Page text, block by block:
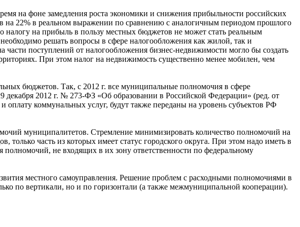
на фоне замедления роста экономики и снижения прибыльности российских
на 22% в реальном выражении по сравнению с аналогичным периодом прошлого
налогу на прибыль в пользу местных бюджетов не может стать реальным
решать вопросы в сфере налогообложения как жилой, так и
поступлений от налогообложения бизнес-недвижимости могло бы создать
При этом налог на недвижимость существенно менее мобилен, чем
бюджетов. Так, с 2012 г. все муниципальные полномочия в сфере
декабря 2012 г. № 273-ФЗ «Об образовании в Российской Федерации» (ред. от
оплату коммунальных услуг, будут также переданы на уровень субъектов РФ
муниципалитетов. Стремление минимизировать количество полномочий на
часть из которых имеет статус городского округа. При этом надо иметь в
не входящих в их зону ответственности по федеральному
местного самоуправления. Решение проблем с расходными полномочиями в
по вертикали, но и по горизонтали (а также межмуниципальной кооперации).